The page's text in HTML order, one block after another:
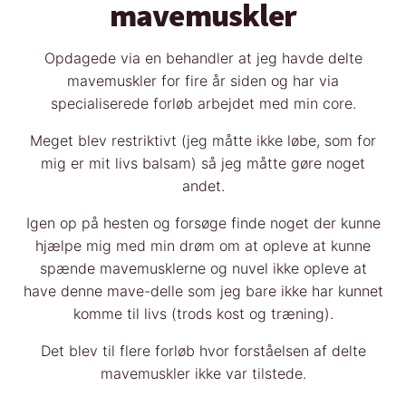
mavemuskler
Opdagede via en behandler at jeg havde delte
mavemuskler for fire år siden og har via
specialiserede forløb arbejdet med min core.
Meget blev restriktivt (jeg måtte ikke løbe, som for
mig er mit livs balsam) så jeg måtte gøre noget
andet.
Igen op på hesten og forsøge finde noget der kunne
hjælpe mig med min drøm om at opleve at kunne
spænde mavemusklerne og nuvel ikke opleve at
have denne mave-delle som jeg bare ikke har kunnet
komme til livs (trods kost og træning).
Det blev til flere forløb hvor forståelsen af delte
mavemuskler ikke var tilstede.